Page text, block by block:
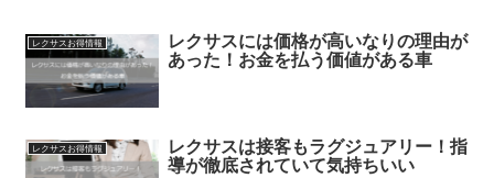
レクサスお得情報 レクサスには価格が高いなりの理由が
あった！お金を払う価値がある車
レクサスお得情報 レクサスは接客もラグジュアリー！指
導が徹底されていて気持ちいい